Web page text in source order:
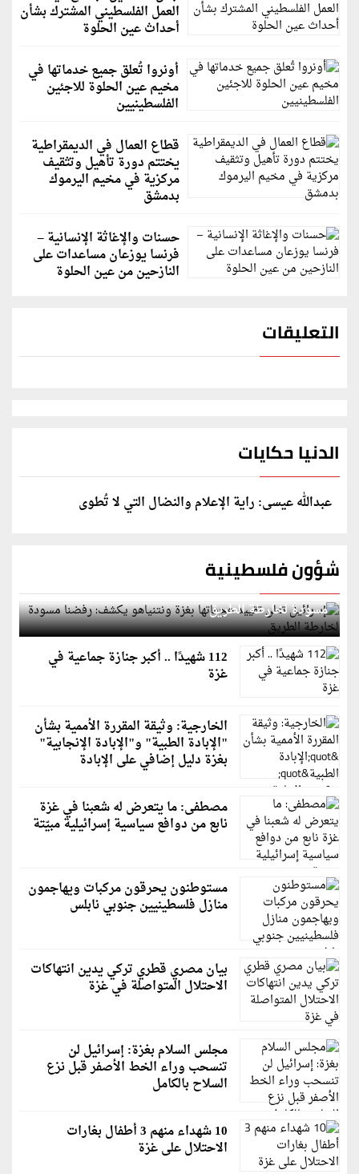
العمل الفلسطيني المشترك بشأن
أحداث عين الحلوة
أونروا تُعلق جميع خدماتها في
مخيم عين الحلوة للاجئين
الفلسطينيين
قطاع العمال في الديمقراطية
يختتم دورة تأهيل وتثقيف
مركزية في مخيم اليرموك
بدمشق
حسنات والإغاثة الإنسانية –
فرنسا يوزعان مساعدات على
النازحين من عين الحلوة
التعليقات
الدنيا حكايات
عبدالله عيسى: راية الإعلام والنضال التي لا تُطوى
شؤون فلسطينية
إسرائيل تعلن تقييد هجماتها بغزة ونتنياهو يكشف: رفضنا
مسودة لخارطة الطريق
112 شهيدًا .. أكبر جنازة جماعية في
غزة
الخارجية: وثيقة المقررة الأممية بشأن
"الإبادة الطبية" و"الإبادة الإنجابية"
بغزة دليل إضافي على الإبادة
مصطفى: ما يتعرض له شعبنا في غزة
نابع من دوافع سياسية إسرائيلية مبيّتة
مستوطنون يحرقون مركبات ويهاجمون
منازل فلسطينيين جنوبي نابلس
بيان مصري قطري تركي يدين انتهاكات
الاحتلال المتواصلة في غزة
مجلس السلام بغزة: إسرائيل لن
تنسحب وراء الخط الأصفر قبل نزع
السلاح بالكامل
10 شهداء منهم 3 أطفال بغارات
الاحتلال على غزة